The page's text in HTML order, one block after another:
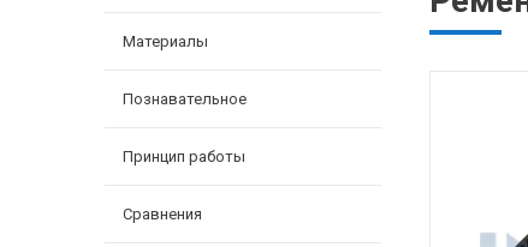
Материалы
Познавательное
Принцип работы
Сравнения